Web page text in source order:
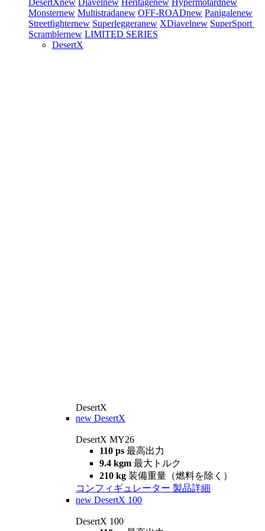
DesertXnew Diavelnew Heritagenew Hypermotardnew
Monsternew Multistradanew OFF-ROADnew Panigalenew
Streetfighternew Superleggeranew XDiavelnew SuperSport
Scramblernew LIMITED SERIES
DesertX
DesertX
new DesertX
DesertX MY26
110 ps 最高出力
9.4 kgm 最大トルク
210 kg 装備重量（燃料を除く）
コンフィギュレーター 製品詳細
new DesertX 100
DesertX 100